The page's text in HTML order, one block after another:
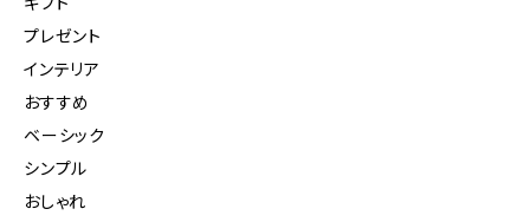
プレゼント
インテリア
おすすめ
ベーシック
シンプル
おしゃれ